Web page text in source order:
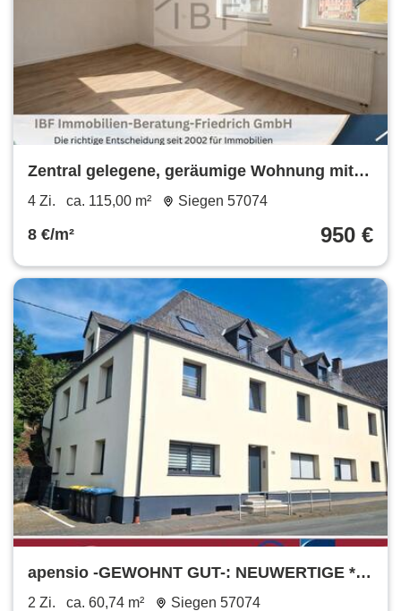
Zentral gelegene, geräumige Wohnung mit
Balkon in Siegen
4 Zi. ca. 115,00 m² Siegen 57074
8 €/m² 950 €
apensio -GEWOHNT GUT-: NEUWERTIGE *2
Zimmer-Wohnung in zentraler Lage
2 Zi. ca. 60,74 m² Siegen 57074